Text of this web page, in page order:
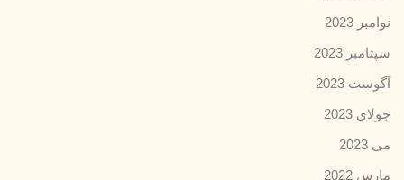
نوامبر 2023
سپتامبر 2023
آگوست 2023
جولای 2023
می 2023
مارس 2022